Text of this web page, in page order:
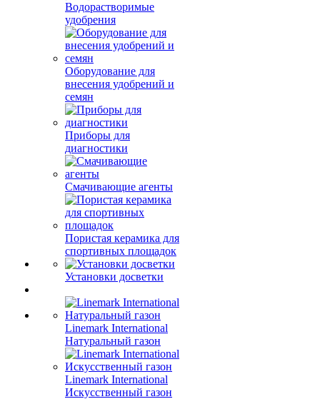
Водорастворимые
удобрения
Оборудование для
внесения удобрений и
семян
Приборы для
диагностики
Смачивающие агенты
Пористая керамика для
спортивных площадок
Установки досветки
Linemark International
Натуральный газон
Linemark International
Искусственный газон